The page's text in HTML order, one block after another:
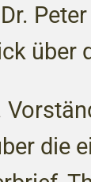
über
die